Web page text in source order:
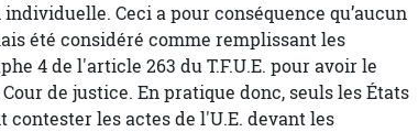
Ceci a pour conséquence qu’aucun
été considéré comme remplissant les
4 de l'article 263 du T.F.U.E. pour avoir le
de justice. En pratique donc, seuls les États
les actes de l'U.E. devant les